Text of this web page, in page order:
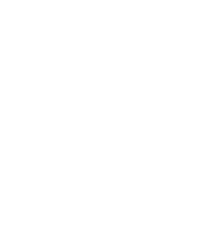
Hit enter to search or ESC to